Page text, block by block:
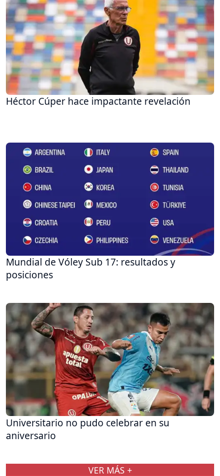
Héctor Cúper hace impactante revelación
Mundial de Vóley Sub 17: resultados y
posiciones
Universitario no pudo celebrar en su
aniversario
VER MÁS +